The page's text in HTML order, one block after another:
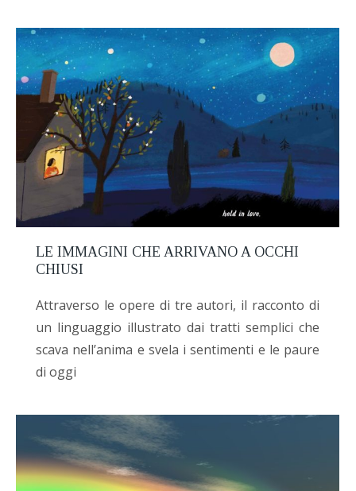
LE IMMAGINI CHE ARRIVANO A OCCHI
CHIUSI
Attraverso le opere di tre autori, il racconto di
un linguaggio illustrato dai tratti semplici che
scava nell’anima e svela i sentimenti e le paure
di oggi